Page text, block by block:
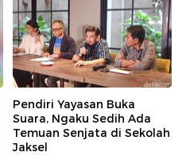
Pendiri Yayasan Buka
Suara, Ngaku Sedih Ada
Temuan Senjata di Sekolah
Jaksel